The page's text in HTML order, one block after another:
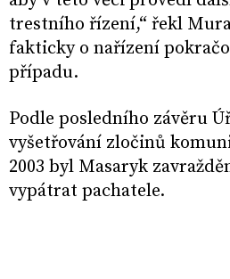
trestního řízení,“ řekl
fakticky o nařízení
případu.
Podle posledního závěru
vyšetřování zločinů
2003 byl Masaryk
vypátrat pachatele.